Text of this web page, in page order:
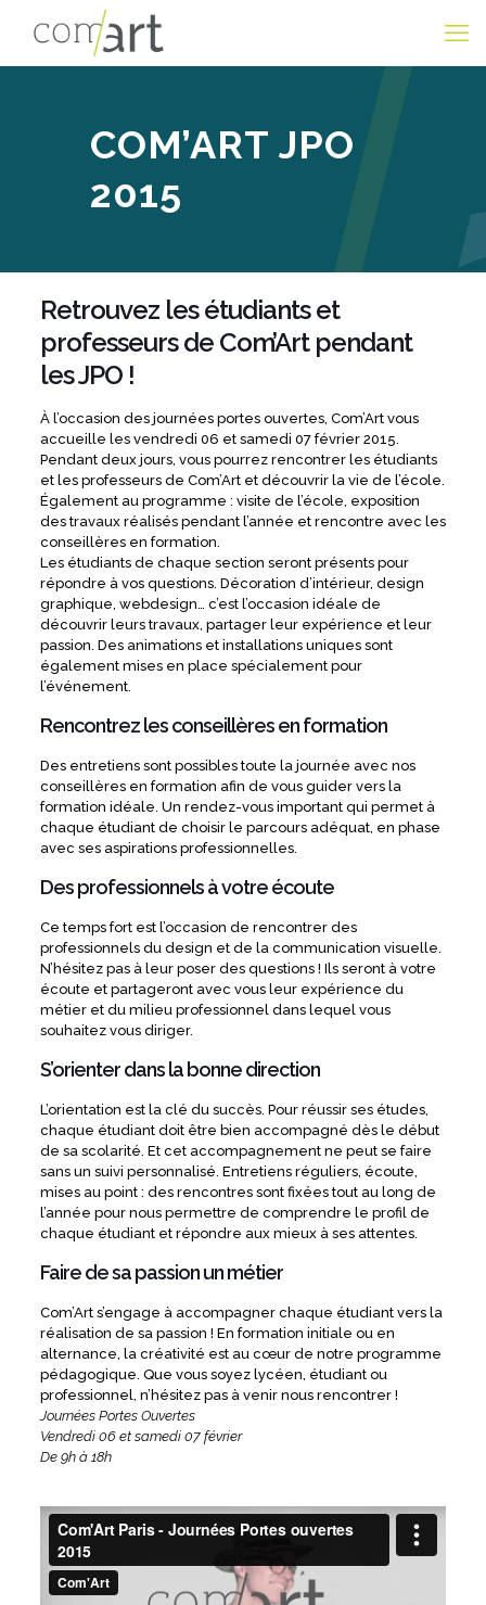
COM’ART JPO
2015
Retrouvez les étudiants et
professeurs de Com’Art pendant
les JPO !
À l’occasion des journées portes ouvertes, Com’Art vous
accueille les vendredi 06 et samedi 07 février 2015.
Pendant deux jours, vous pourrez rencontrer les étudiants
et les professeurs de Com’Art et découvrir la vie de l’école.
Également au programme : visite de l’école, exposition
des travaux réalisés pendant l’année et rencontre avec les
conseillères en formation.
Les étudiants de chaque section seront présents pour
répondre à vos questions. Décoration d’intérieur, design
graphique, webdesign… c’est l’occasion idéale de
découvrir leurs travaux, partager leur expérience et leur
passion. Des animations et installations uniques sont
également mises en place spécialement pour
l’événement.
Rencontrez les conseillères en formation
Des entretiens sont possibles toute la journée avec nos
conseillères en formation afin de vous guider vers la
formation idéale. Un rendez-vous important qui permet à
chaque étudiant de choisir le parcours adéquat, en phase
avec ses aspirations professionnelles.
Des professionnels à votre écoute
Ce temps fort est l’occasion de rencontrer des
professionnels du design et de la communication visuelle.
N’hésitez pas à leur poser des questions ! Ils seront à votre
écoute et partageront avec vous leur expérience du
métier et du milieu professionnel dans lequel vous
souhaitez vous diriger.
S’orienter dans la bonne direction
L’orientation est la clé du succès. Pour réussir ses études,
chaque étudiant doit être bien accompagné dès le début
de sa scolarité. Et cet accompagnement ne peut se faire
sans un suivi personnalisé. Entretiens réguliers, écoute,
mises au point : des rencontres sont fixées tout au long de
l’année pour nous permettre de comprendre le profil de
chaque étudiant et répondre aux mieux à ses attentes.
Faire de sa passion un métier
Com’Art s’engage à accompagner chaque étudiant vers la
réalisation de sa passion ! En formation initiale ou en
alternance, la créativité est au cœur de notre programme
pédagogique. Que vous soyez lycéen, étudiant ou
professionnel, n’hésitez pas à venir nous rencontrer !
Journées Portes Ouvertes
Vendredi 06 et samedi 07 février
De 9h à 18h